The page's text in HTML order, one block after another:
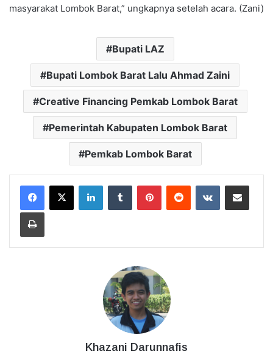
masyarakat Lombok Barat,” ungkapnya setelah acara. (Zani)
Bupati LAZ
Bupati Lombok Barat Lalu Ahmad Zaini
Creative Financing Pemkab Lombok Barat
Pemerintah Kabupaten Lombok Barat
Pemkab Lombok Barat
LinkedInTumblr PinterestReddit VKontakteBagikan Lewat Email
Cetak
Khazani Darunnafis